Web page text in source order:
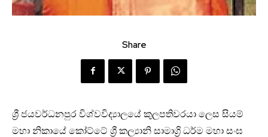
Share
ශ්‍රී ජයවර්ධනපුර විශ්වවිද්‍යාලයේ කුලපතිවරයා ලෙස සියම්
මහා නිකායේ කෝට්ටේ ශ්‍රී කල්‍යානි සාමාග්‍රි ධර්ම මහා සංඝ